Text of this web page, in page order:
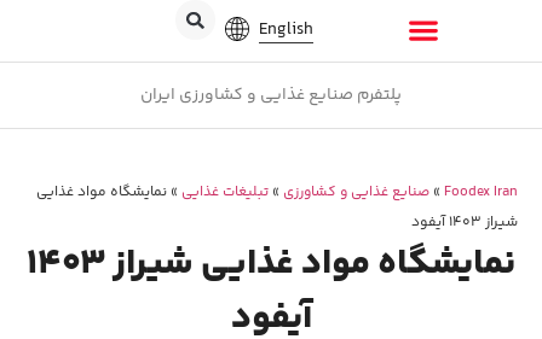
English
پلتفرم صنایع غذایی و کشاورزی ایران
Foodex Iran
» صنایع غذایی و کشاورزی » تبلیغات غذایی » نمایشگاه مواد غذایی
شیراز ۱۴۰۳ آیفود
نمایشگاه مواد غذایی شیراز ۱۴۰۳
آیفود